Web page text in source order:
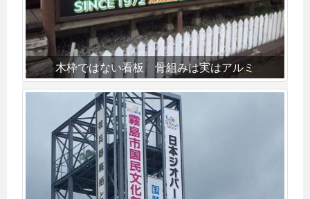
木枠ではない看板 骨組みは実はアルミ